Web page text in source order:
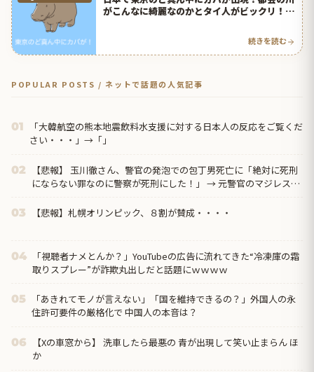
がこんなに綺麗なのかとタイ人がビックリ！
続きを読む
POPULAR POSTS / ネットで話題の人気記事
01
「大韓航空の熊本地震飲料水支援に対する日本人の反応をご覧くだ
さい・・・」→「」
02
【悲報】 玉川徹さん、警官の発泡での包丁男死亡に「絶対に死刑
にならない罪なのに警察が死刑にした！」 → 元警官のマジレスが
03 【悲報】札幌オリンピック、８割が賛成・・・・
04
「視聴者ナメとんか？」YouTubeの広告に流れてきた“冷凍庫の霜
取りスプレー”が詐欺丸出しだと話題にｗｗｗｗ
05
「あきれてモノが言えない」「国を維持できるの？」外国人の永
住許可要件の厳格化で 中国人の本音は？
06
【Xの車窓から】 洗車したら最悪の 青が出現して笑い止まらん ほ
か